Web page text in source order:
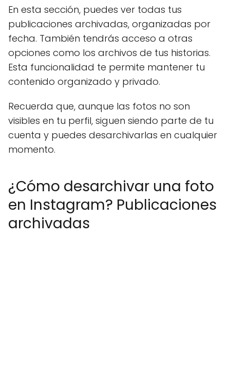
En esta sección, puedes ver todas tus
publicaciones archivadas, organizadas por
fecha. También tendrás acceso a otras
opciones como los archivos de tus historias.
Esta funcionalidad te permite mantener tu
contenido organizado y privado.
Recuerda que, aunque las fotos no son
visibles en tu perfil, siguen siendo parte de tu
cuenta y puedes desarchivarlas en cualquier
momento.
¿Cómo desarchivar una foto
en Instagram? Publicaciones
archivadas